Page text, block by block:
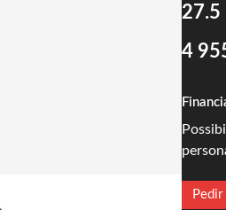
27.5
4